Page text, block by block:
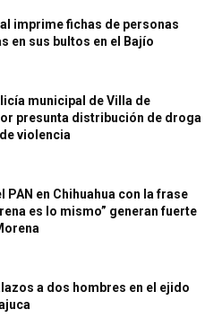
imprime fichas de personas
en sus bultos en el Bajío
municipal de Villa de
presunta distribución de droga
violencia
PAN en Chihuahua con la frase
es lo mismo” generan fuerte
a dos hombres en el ejido